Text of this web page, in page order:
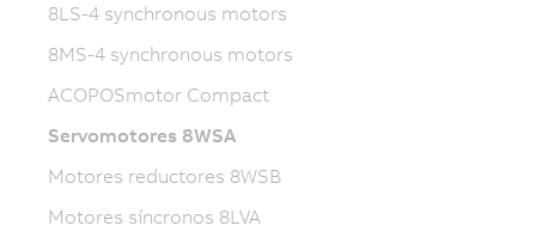
8LS-4 synchronous motors
8MS-4 synchronous motors
ACOPOSmotor Compact
Servomotores 8WSA
Motores reductores 8WSB
Motores síncronos 8LVA